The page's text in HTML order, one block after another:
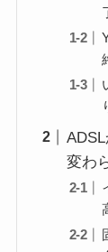
変わ